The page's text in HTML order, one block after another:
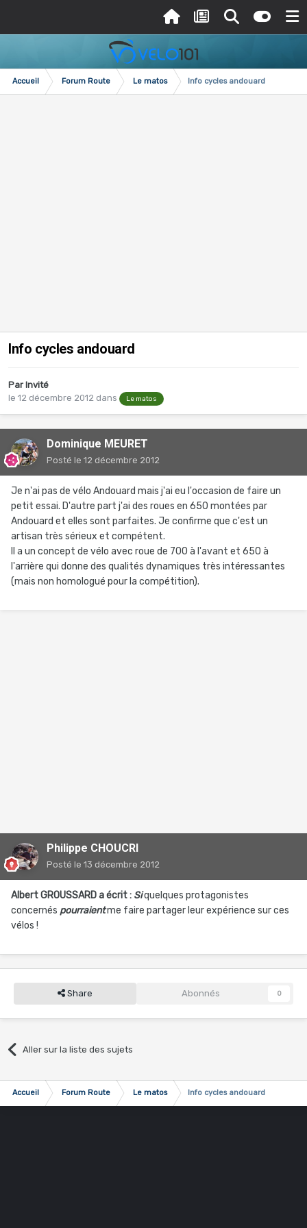
Accueil Forum Route Le matos Info cycles andouard
Info cycles andouard
Par Invité
le 12 décembre 2012 dans Le matos
Dominique MEURET
Posté le 12 décembre 2012
Je n'ai pas de vélo Andouard mais j'ai eu l'occasion de faire un
petit essai. D'autre part j'ai des roues en 650 montées par
Andouard et elles sont parfaites. Je confirme que c'est un
artisan très sérieux et compétent.
Il a un concept de vélo avec roue de 700 à l'avant et 650 à
l'arrière qui donne des qualités dynamiques très intéressantes
(mais non homologué pour la compétition).
Philippe CHOUCRI
Posté le 13 décembre 2012
Albert GROUSSARD a écrit : Siquelques protagonistes
concernés pourraientme faire partager leur expérience sur ces
vélos !
Share Abonnés 0
Aller sur la liste des sujets
Accueil Forum Route Le matos Info cycles andouard